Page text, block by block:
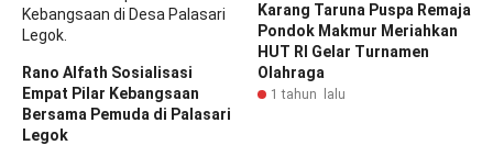
Rano Alfath Sosialisasi
Empat Pilar Kebangsaan
Bersama Pemuda di Palasari
Legok
Karang Taruna Puspa Remaja
Pondok Makmur Meriahkan
HUT RI Gelar Turnamen
Olahraga
1 tahun lalu